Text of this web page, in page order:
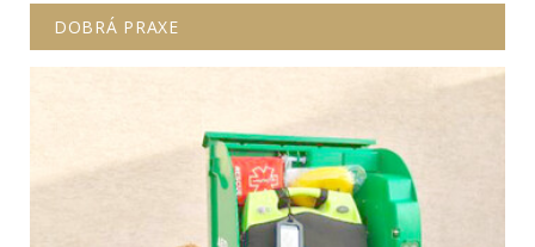
DOBRÁ PRAXE